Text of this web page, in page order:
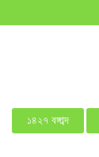
১৪২৭ বঙ্গাব্দ